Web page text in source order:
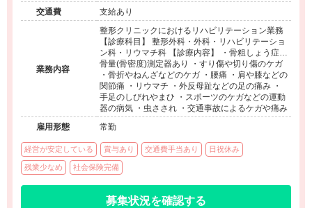
交通費
支給あり
業務内容
整形クリニックにおけるリハビリテーション業務
【診療科目】 整形外科・外科・リハビリテーショ
ン科・リウマチ科 【診療内容】 ・骨粗しょう症…
骨量(骨密度)測定器あり ・すり傷や切り傷のケガ
・骨折やねんざなどのケガ ・腰痛 ・肩や膝などの
関節痛 ・リウマチ ・外反母趾などの足の痛み ・
手足のしびれやまひ ・スポーツのケガなどの運動
器の病気 ・虫さされ ・交通事故によるケガや痛み
雇用形態
常勤
経営が安定している 賞与あり 交通費手当あり 日祝休み
残業少なめ 社会保険完備
募集状況を確認する